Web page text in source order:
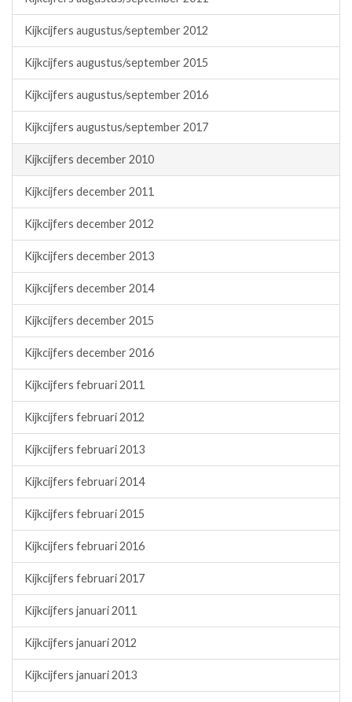
Kijkcijfers augustus/september 2012
Kijkcijfers augustus/september 2015
Kijkcijfers augustus/september 2016
Kijkcijfers augustus/september 2017
Kijkcijfers december 2010
Kijkcijfers december 2011
Kijkcijfers december 2012
Kijkcijfers december 2013
Kijkcijfers december 2014
Kijkcijfers december 2015
Kijkcijfers december 2016
Kijkcijfers februari 2011
Kijkcijfers februari 2012
Kijkcijfers februari 2013
Kijkcijfers februari 2014
Kijkcijfers februari 2015
Kijkcijfers februari 2016
Kijkcijfers februari 2017
Kijkcijfers januari 2011
Kijkcijfers januari 2012
Kijkcijfers januari 2013